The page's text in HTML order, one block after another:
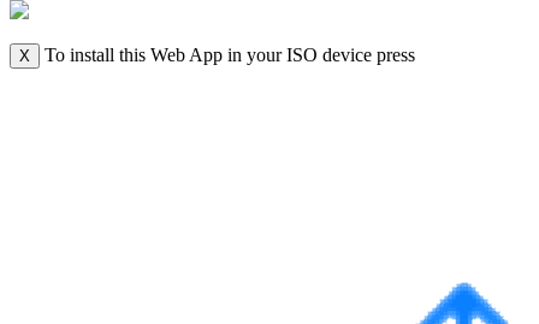
X To install this Web App in your ISO device press